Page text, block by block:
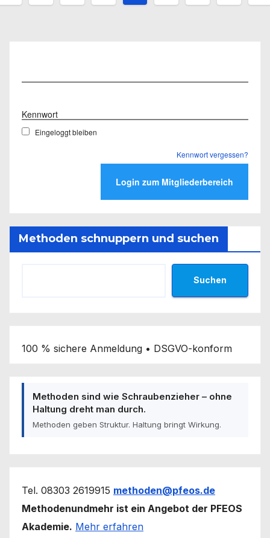
Kennwort
Eingeloggt bleiben
Kennwort vergessen?
Methoden schnuppern und suchen
Suchen
100 % sichere Anmeldung • DSGVO-konform
Methoden sind wie Schraubenzieher – ohne
Haltung dreht man durch.
Methoden geben Struktur. Haltung bringt Wirkung.
Tel. 08303 2619915 methoden@pfeos.de
Methodenundmehr ist ein Angebot der PFEOS
Akademie. Mehr erfahren